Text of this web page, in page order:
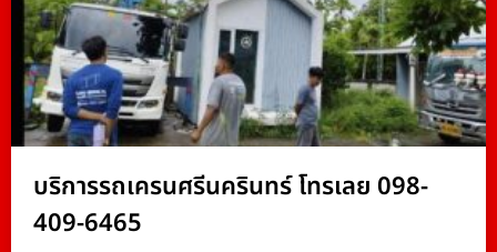
บริการรถเครนศรีนครินทร์ โทรเลย 098-
409-6465